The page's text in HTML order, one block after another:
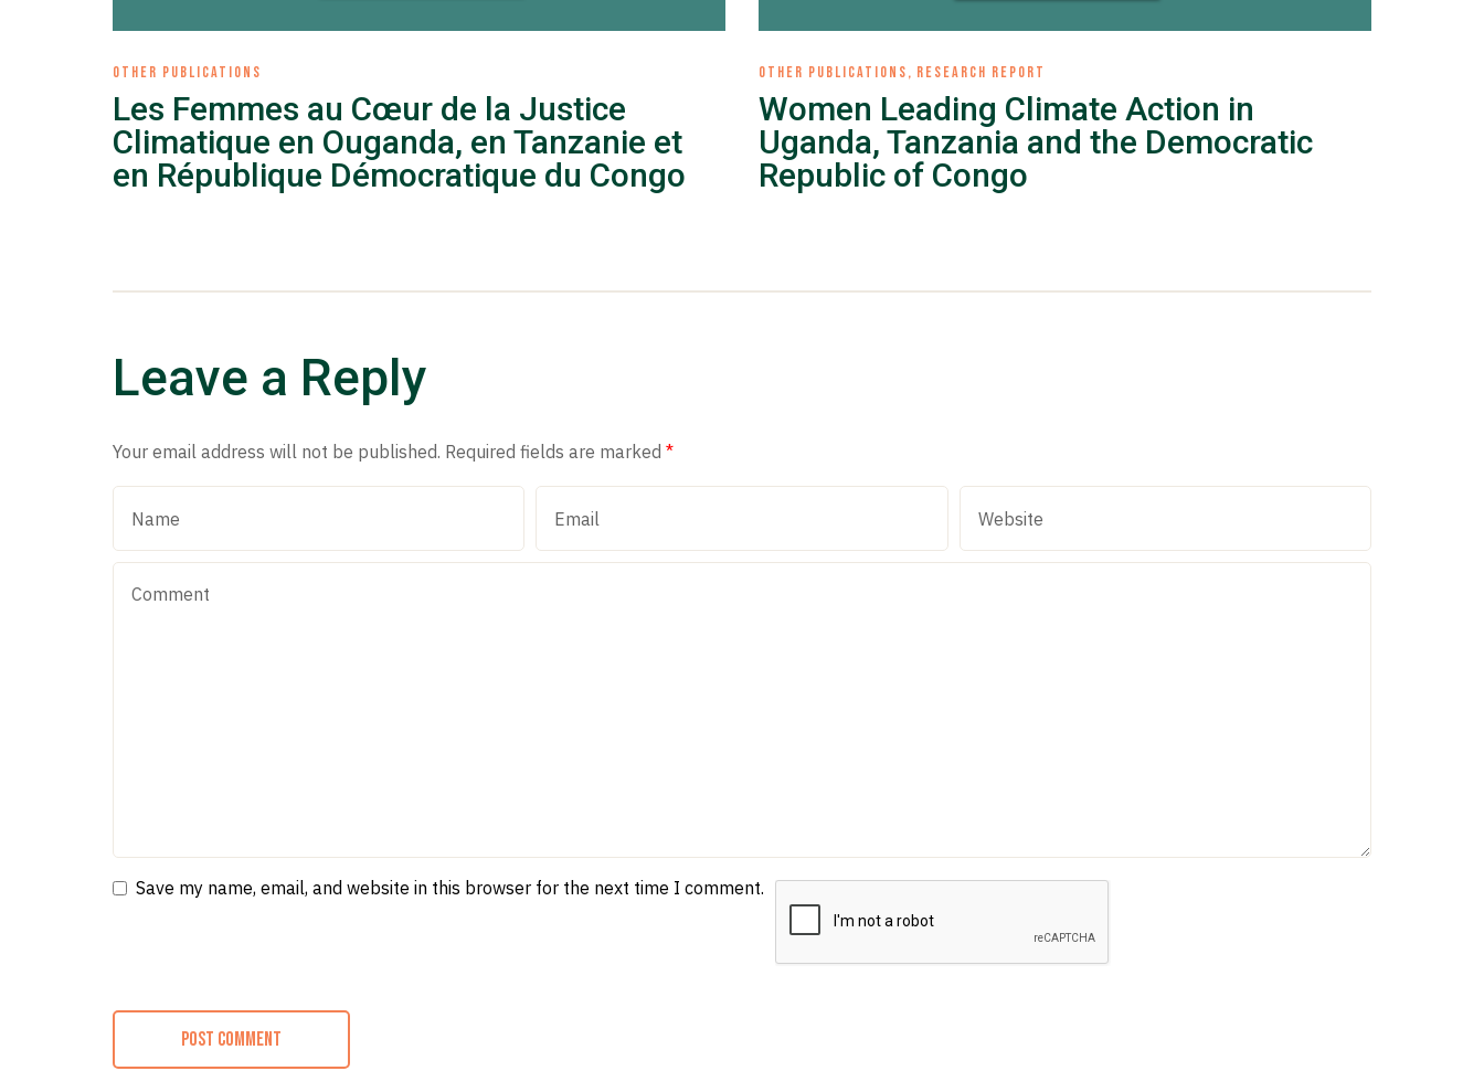
OTHER PUBLICATIONS
Les Femmes au Cœur de la Justice
Climatique en Ouganda, en Tanzanie et
en République Démocratique du Congo
OTHER PUBLICATIONS, RESEARCH REPORT
Women Leading Climate Action in
Uganda, Tanzania and the Democratic
Republic of Congo
Leave a Reply
Your email address will not be published. Required fields are marked *
Save my name, email, and website in this browser for the next time I comment.